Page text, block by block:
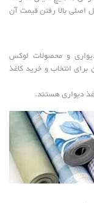
اصلی بالا رفتن قیمت آن
و محصولات لوکس
انتخاب و خرید کاغذ
دیواری هستند.